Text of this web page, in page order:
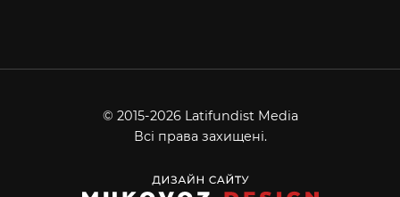
© 2015-2026 Latifundist Media
Всі права захищені.